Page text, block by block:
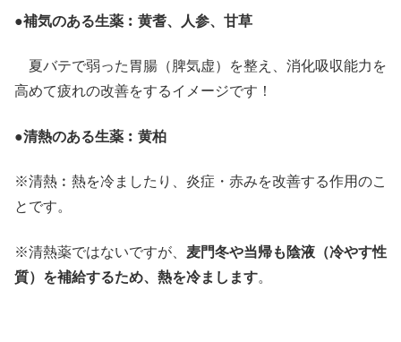
●補気のある生薬︰黄耆、人参、甘草
夏バテで弱った胃腸（脾気虚）を整え、消化吸収能力を
高めて疲れの改善をするイメージです！
●清熱のある生薬︰黄柏
※清熱︰熱を冷ましたり、炎症・赤みを改善する作用のこ
とです。
※清熱薬ではないですが、 麦門冬や当帰も陰液（冷やす性
質）を補給するため、熱を冷まします。